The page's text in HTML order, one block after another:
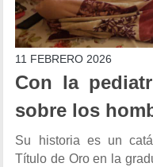
11 FEBRERO 2026
Con la
sobre los
Su historia es un
Título de Oro en la